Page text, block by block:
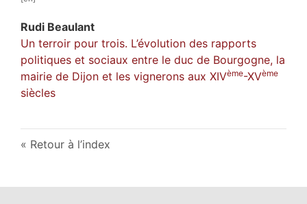
Rudi Beaulant
Un terroir pour trois. L’évolution des rapports
politiques et sociaux entre le duc de Bourgogne, la
mairie de Dijon et les vignerons aux XIVème-XVème
siècles
Retour à l’index